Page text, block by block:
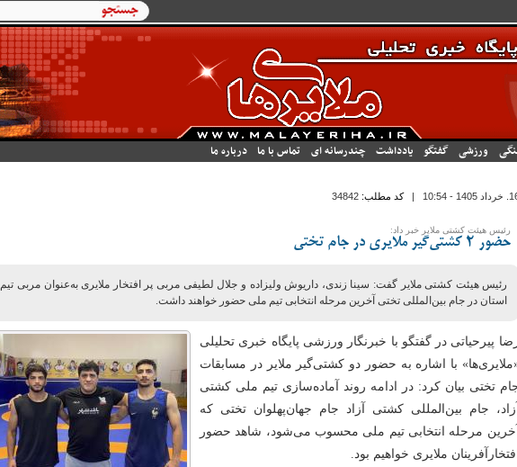
فرم جستجو
جستجو
ورزشی گفتگو یادداشت چندرسانه ای تماس با ما درباره ما
1405 - 10:54
|کد مطلب:34842
رئیس هیئت کشتی ملایر خبر داد:
حضور ۲ کشتی‌گیر ملایری در جام تختی
رئیس هیئت کشتی ملایر گفت: سینا زندی، داریوش ولیزاده و جلال لطیفی مربی پر افتخار ملایری به‌عنوان مربی تیم
استان در جام بین‌المللی تختی آخرین مرحله انتخابی تیم ملی حضور خواهند داشت.
پیرحیاتی در گفتگو با خبرنگار ورزشی پایگاه خبری تحلیلی
با اشاره به حضور دو کشتی‌گیر ملایر در مسابقات
تختی بیان کرد: در ادامه روند آماده‌سازی تیم ملی کشتی
جام بین‌المللی کشتی آزاد جام جهان‌پهلوان تختی که
مرحله انتخابی تیم ملی محسوب می‌شود، شاهد حضور
ملایری خواهیم بود.